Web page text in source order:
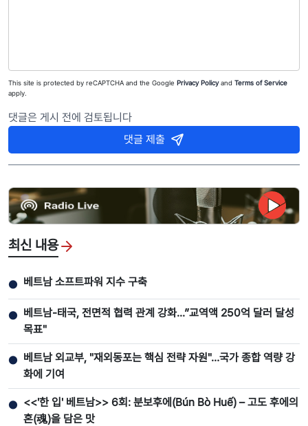
This site is protected by reCAPTCHA and the Google Privacy Policyand Terms of Service
apply.
댓글은 게시 전에 검토됩니다
댓글 제출
최신 내용
● 베트남 소프트파워 지수 구축
● 베트남-태국, 전면적 협력 관계 강화...”교역액 250억 달러 달성
목표"
● 베트남 외교부, "재외동포는 핵심 전략 자원"…국가 종합 역량 강
화에 기여
● <<'한 입' 베트남>> 6회: 분보후에(Bún Bò Huế) – 고도 후에의
혼(魂)을 담은 맛